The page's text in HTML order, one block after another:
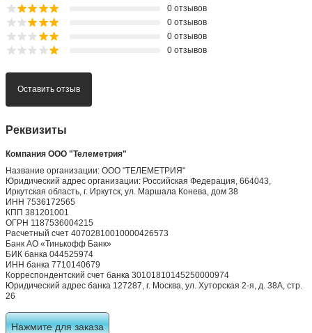
0 отзывов
0 отзывов
0 отзывов
0 отзывов
Оставить отзыв
Реквизиты
Компания ООО "Телеметрия"
Название организации: ООО "ТЕЛЕМЕТРИЯ"
Юридический адрес организации: Российская Федерация, 664043,
Иркутская область, г. Иркутск, ул. Маршала Конева, дом 38
ИНН 7536172565
КПП 381201001
ОГРН 1187536004215
Расчетный счет 40702810010000426573
Банк АО «Тинькофф Банк»
БИК банка 044525974
ИНН банка 7710140679
Корреспондентский счет банка 30101810145250000974
Юридический адрес банка 127287, г. Москва, ул. Хуторская 2-я, д. 38А, стр.
26
Нажмите для заказа